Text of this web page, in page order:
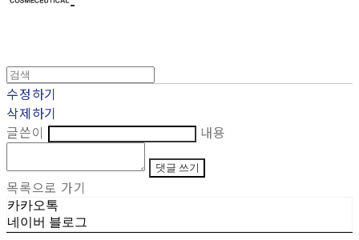
수정하기
삭제하기
글쓴이
내용
댓글 쓰기
목록으로 가기
카카오톡
네이버 블로그